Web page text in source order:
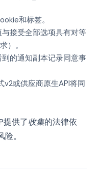
和标签。
接受全部选项具有对等
）。
的通知副本记录同意事
v2或供应商原生API将同
提供了收集的法律依
。